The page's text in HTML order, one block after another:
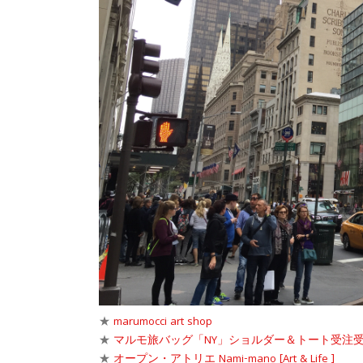
★ marumocci art shop
★ マルモ旅バッグ「NY」ショルダー＆トート受注
★ オープン・アトリエ Nami-mano [Art & Life ]